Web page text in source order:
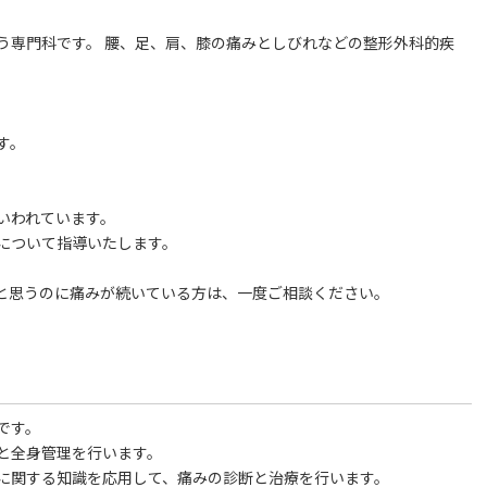
門科です。 腰、足、肩、膝の痛みとしびれなどの整形外科的疾
れています。
いて指導いたします。
うのに痛みが続いている方は、一度ご相談ください。
。
身管理を行います。
する知識を応用して、痛みの診断と治療を行います。